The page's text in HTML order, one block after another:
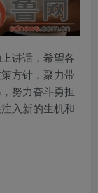
讲话，希望各
方针，聚力带
努力奋斗勇担
入新的生机和